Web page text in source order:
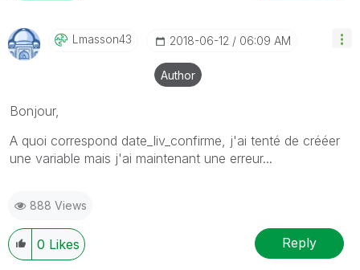
Lmasson43 ‎2018-06-12 06:09 AM
Author
Bonjour,
A quoi correspond date_liv_confirme, j'ai tenté de crééer
une variable mais j'ai maintenant une erreur...
888 Views
0 Likes Reply